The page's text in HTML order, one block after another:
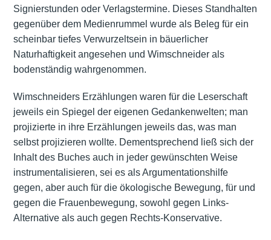
Signierstunden oder Verlagstermine. Dieses Standhalten
gegenüber dem Medienrummel wurde als Beleg für ein
scheinbar tiefes Verwurzeltsein in bäuerlicher
Naturhaftigkeit angesehen und Wimschneider als
bodenständig wahrgenommen.
Wimschneiders Erzählungen waren für die Leserschaft
jeweils ein Spiegel der eigenen Gedankenwelten; man
projizierte in ihre Erzählungen jeweils das, was man
selbst projizieren wollte. Dementsprechend ließ sich der
Inhalt des Buches auch in jeder gewünschten Weise
instrumentalisieren, sei es als Argumentationshilfe
gegen, aber auch für die ökologische Bewegung, für und
gegen die Frauenbewegung, sowohl gegen Links-
Alternative als auch gegen Rechts-Konservative.